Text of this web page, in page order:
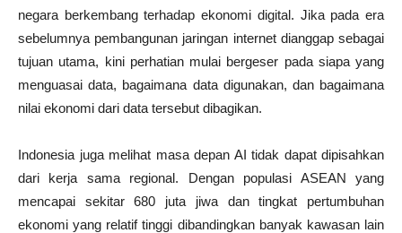
negara berkembang terhadap ekonomi digital. Jika pada era
sebelumnya pembangunan jaringan internet dianggap sebagai
tujuan utama, kini perhatian mulai bergeser pada siapa yang
menguasai data, bagaimana data digunakan, dan bagaimana
nilai ekonomi dari data tersebut dibagikan.
Indonesia juga melihat masa depan AI tidak dapat dipisahkan
dari kerja sama regional. Dengan populasi ASEAN yang
mencapai sekitar 680 juta jiwa dan tingkat pertumbuhan
ekonomi yang relatif tinggi dibandingkan banyak kawasan lain